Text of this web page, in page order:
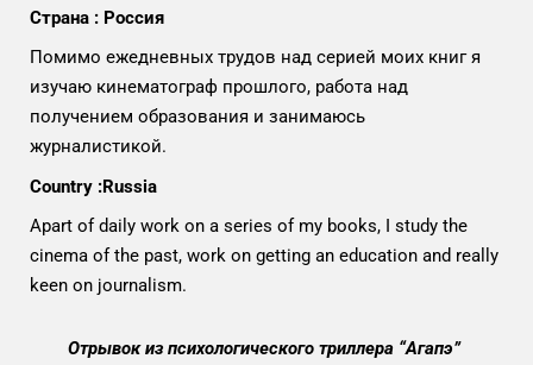
Страна : Россия
Помимо ежедневных трудов над серией моих книг я
изучаю кинематограф прошлого, работа над
получением образования и занимаюсь
журналистикой.
Country :Russia
Apart of daily work on a series of my books, I study the
cinema of the past, work on getting an education and really
keen on journalism.
Отрывок из психологического триллера “Агапэ”